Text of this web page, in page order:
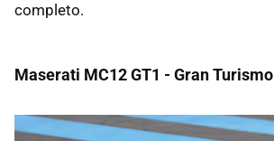
completo.
Maserati MC12 GT1 - Gran Turismo